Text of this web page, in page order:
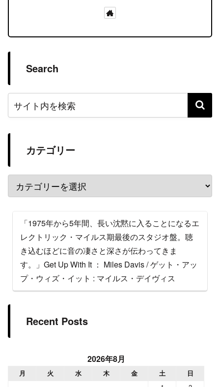
Search
カテゴリー
「1975年から5年間、長い沈黙に入ることになるエ
レクトリック・マイルス期最後のスタジオ盤。聴
き込むほどに音の凄さと深さが伝わってきま
す。」Get Up With It ： Miles Davis / ゲット・アッ
プ・ウィズ・イット : マイルス・デイヴィス
Recent Posts
2026年8月
月 火 水 木 金 土 日